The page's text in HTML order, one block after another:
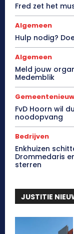
Fred zet het
Algemeen
Hulp nodig?
Algemeen
Meld jouw
Medemblik
FvD Hoorn wil
noodopvang
Bedrijven
Enkhuizen
Drommedaris
sterren
JUSTITIE